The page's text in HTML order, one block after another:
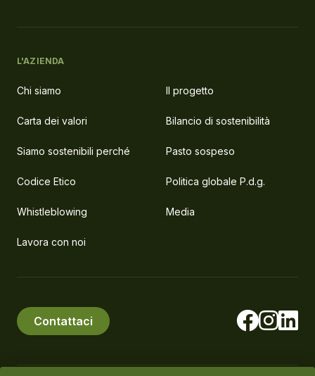
L'AZIENDA
Chi siamo Il progetto
Carta dei valori Bilancio di sostenibilità
Siamo sostenibili perché Pasto sospeso
Codice Etico Politica globale P.d.g.
Whistleblowing Media
Lavora con noi
Contattaci